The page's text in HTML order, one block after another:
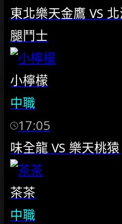
東北樂天金鷹 VS
腿鬥士
小檸檬
中職
17:05
味全龍 VS 樂天桃猿
茶茶
中職